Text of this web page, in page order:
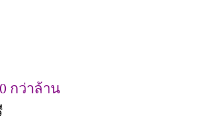
กว่าล้าน